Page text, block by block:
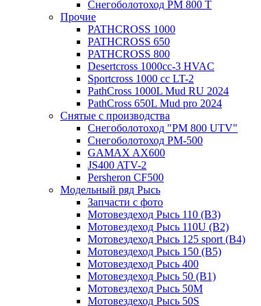
Снегоболотоход РМ 800 Т
Прочие
PATHCROSS 1000
PATHCROSS 650
PATHCROSS 800
Desertcross 1000cc-3 HVAC
Sportcross 1000 cc LT-2
PathCross 1000L Mud RU 2024
PathCross 650L Mud pro 2024
Снятые с производства
Снегоболотоход "РМ 800 UTV"
Снегоболотоход РМ-500
GAMAX AX600
JS400 ATV-2
Persheron CF500
Модельный ряд Рысь
Запчасти с фото
Мотовездеход Рысь 110 (B3)
Мотовездеход Рысь 110U (B2)
Мотовездеход Рысь 125 sport (B4)
Мотовездеход Рысь 150 (B5)
Мотовездеход Рысь 400
Мотовездеход Рысь 50 (B1)
Мотовездеход Рысь 50M
Мотовездеход Рысь 50S